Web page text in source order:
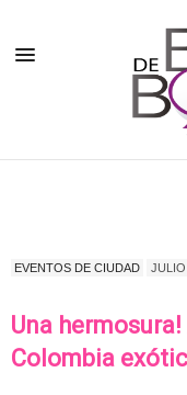
EVENTOS DE CIUDAD
Una
Colombia